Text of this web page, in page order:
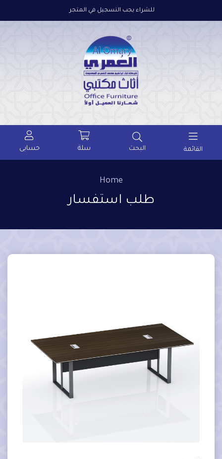
للشراء يجب التسجيل في المتجر
القائمة البحث سلة حسابى
Home
طلب استفسار